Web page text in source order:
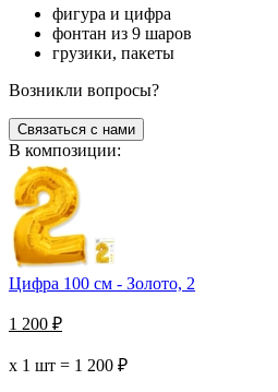
фигура и цифра
фонтан из 9 шаров
грузики, пакеты
Возникли вопросы?
Связаться с нами
В композиции:
Цифра 100 см - Золото, 2
1 200 ₽
х 1 шт = 1 200 ₽